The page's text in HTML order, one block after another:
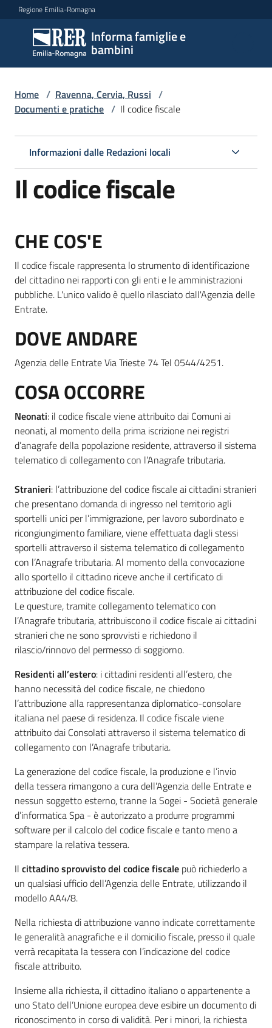
Vai al contenuto
Vai alla navigazione
Vai al footer
Regione Emilia-Romagna
Informa famiglie e
bambini
Informa
famiglie
e
bambini
Argomenti
Servizi
per
le
famiglie
Informazioni
locali
Newsletter
Home / Ravenna, Cervia, Russi /
Documenti e pratiche / Il codice fiscale
Informazioni dalle Redazioni locali
Il codice fiscale
CHE COS'E
Il codice fiscale rappresenta lo strumento di identificazione
del cittadino nei rapporti con gli enti e le amministrazioni
pubbliche. L'unico valido è quello rilasciato dall'Agenzia delle
Entrate.
DOVE ANDARE
Agenzia delle Entrate Via Trieste 74 Tel 0544/4251.
COSA OCCORRE
Neonati: il codice fiscale viene attribuito dai Comuni ai
neonati, al momento della prima iscrizione nei registri
d’anagrafe della popolazione residente, attraverso il sistema
telematico di collegamento con l’Anagrafe tributaria.
Stranieri: l’attribuzione del codice fiscale ai cittadini stranieri
che presentano domanda di ingresso nel territorio agli
sportelli unici per l’immigrazione, per lavoro subordinato e
ricongiungimento familiare, viene effettuata dagli stessi
sportelli attraverso il sistema telematico di collegamento
con l’Anagrafe tributaria. Al momento della convocazione
allo sportello il cittadino riceve anche il certificato di
attribuzione del codice fiscale.
Le questure, tramite collegamento telematico con
l’Anagrafe tributaria, attribuiscono il codice fiscale ai cittadini
stranieri che ne sono sprovvisti e richiedono il
rilascio/rinnovo del permesso di soggiorno.
Residenti all’estero: i cittadini residenti all’estero, che
hanno necessità del codice fiscale, ne chiedono
l’attribuzione alla rappresentanza diplomatico-consolare
italiana nel paese di residenza. Il codice fiscale viene
attribuito dai Consolati attraverso il sistema telematico di
collegamento con l’Anagrafe tributaria.
La generazione del codice fiscale, la produzione e l’invio
della tessera rimangono a cura dell’Agenzia delle Entrate e
nessun soggetto esterno, tranne la Sogei - Società generale
d’informatica Spa - è autorizzato a produrre programmi
software per il calcolo del codice fiscale e tanto meno a
stampare la relativa tessera.
Il cittadino sprovvisto del codice fiscale può richiederlo a
un qualsiasi ufficio dell’Agenzia delle Entrate, utilizzando il
modello AA4/8.
Nella richiesta di attribuzione vanno indicate correttamente
le generalità anagrafiche e il domicilio fiscale, presso il quale
verrà recapitata la tessera con l’indicazione del codice
fiscale attribuito.
Insieme alla richiesta, il cittadino italiano o appartenente a
uno Stato dell’Unione europea deve esibire un documento di
riconoscimento in corso di validità. Per i minori, la richiesta